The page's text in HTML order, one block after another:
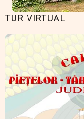
TUR VIRTUAL